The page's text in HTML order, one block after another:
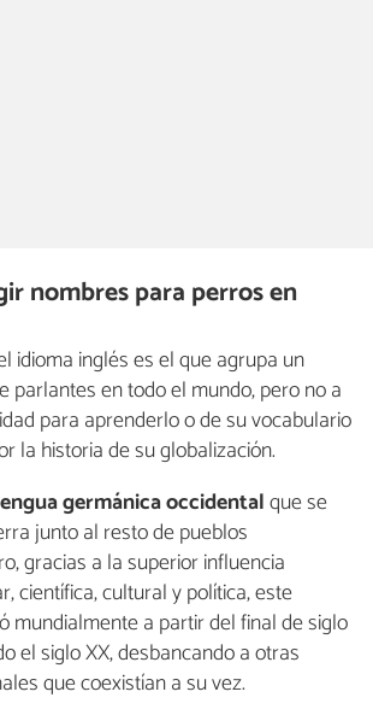
nombres para perros en
idioma inglés es el que agrupa un
parlantes en todo el mundo, pero no a
para aprenderlo o de su vocabulario
la historia de su globalización.
germánica occidentalque se
junto al resto de pueblos
gracias a la superior influencia
científica, cultural y política, este
mundialmente a partir del final de siglo
el siglo XX, desbancando a otras
que coexistían a su vez.